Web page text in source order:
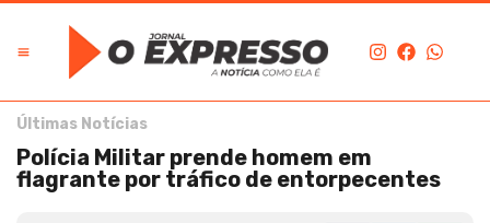
Últimas Notícias
Polícia Militar prende homem em
flagrante por tráfico de entorpecentes